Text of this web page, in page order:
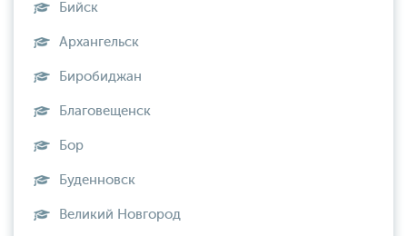
Бийск
Архангельск
Биробиджан
Благовещенск
Бор
Буденновск
Великий Новгород